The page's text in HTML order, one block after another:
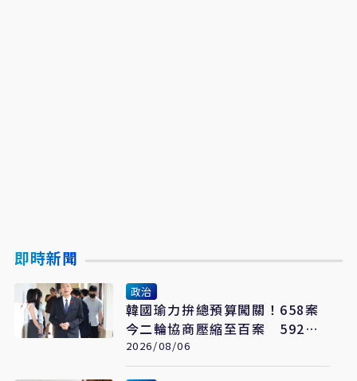
即時新聞
政治
韓國瑜力拚總預算闖關！658案
今二輪協商壓縮至百案 592億
通刪攻防成決戰焦點
2026/08/06